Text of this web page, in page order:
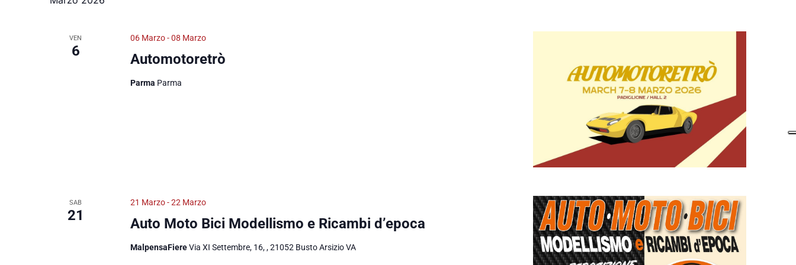
VEN
6 Automotoretrò
06 Marzo-08 Marzo
Parma Parma
SAB
21 Auto Moto Bici Modellismo e Ricambi d’epoca
21 Marzo-22 Marzo
MalpensaFiereVia XI Settembre, 16, , 21052 Busto Arsizio VA